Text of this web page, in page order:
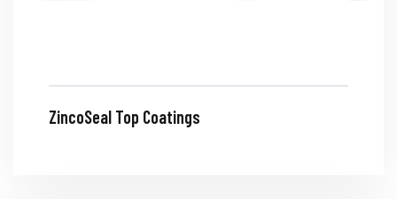
ZincoSeal Top Coatings